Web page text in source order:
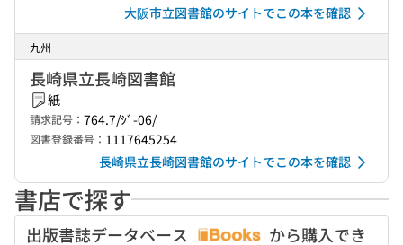
大阪市立図書館のサイトでこの本を確認
九州
長崎県立長崎図書館
紙
請求記号： 764.7/ｼﾞ-06/
図書登録番号： 1117645254
長崎県立長崎図書館のサイトでこの本を確認
書店で探す
出版書誌データベース
から購入でき